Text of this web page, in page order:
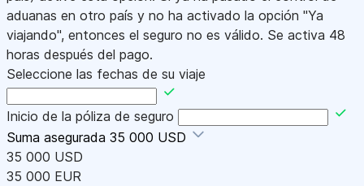
aduanas en otro país y no ha activado la opción "Ya
viajando", entonces el seguro no es válido. Se activa 48
horas después del pago.
Seleccione las fechas de su viaje
Inicio de la póliza de seguro
Suma asegurada 35 000 USD
35 000 USD
35 000 EUR